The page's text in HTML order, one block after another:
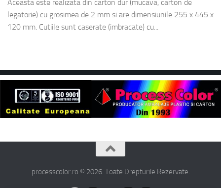
Aceasta este realizata din carton dur (mucava, carton de
legatorie) cu grosimea de 2 mm si are dimensiunile 255 x 445 x
120 mm. Cutiile sunt caserate (imbracate) cu...
processcolor.ro © 2026. Toate Drepturile Rezervate.